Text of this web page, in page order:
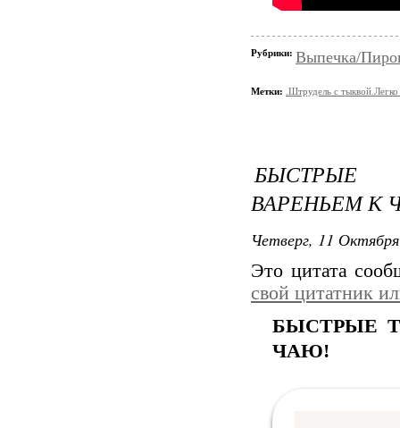
Рубрики: Выпечка/
Метки: .Штрудель с
БЫСТРЫЕ
ВАРЕНЬЕМ К
Четверг, 11
Это цитата
свой цитатник
БЫСТРЫЕ
ЧАЮ!